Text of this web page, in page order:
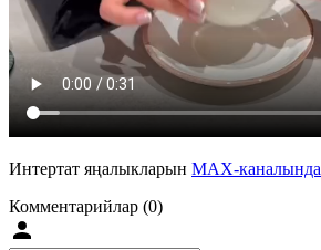
Интертат яңалыкларын MAX-каналында
Комментарийлар (0)